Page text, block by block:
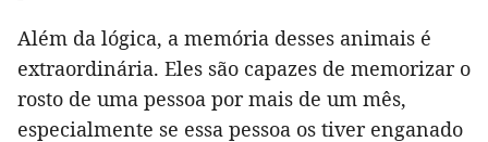
Além da lógica, a memória desses animais é
extraordinária. Eles são capazes de memorizar o
rosto de uma pessoa por mais de um mês,
especialmente se essa pessoa os tiver enganado